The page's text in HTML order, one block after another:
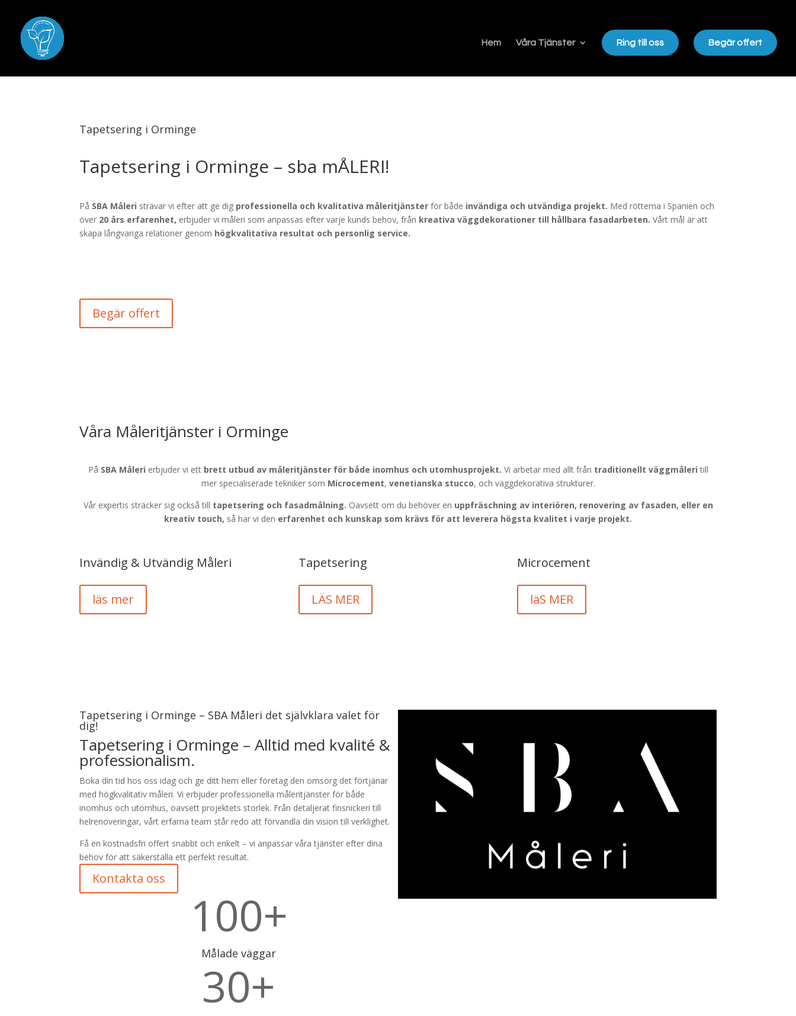
Hem Våra Tjänster Ring till oss Begär offert
Tapetsering i Orminge
Tapetsering i Orminge – sba mÅLERI!
På SBA Måleri strävar vi efter att ge dig professionella och kvalitativa måleritjänster för både invändiga och utvändiga projekt. Med rötterna i Spanien och
över 20 års erfarenhet, erbjuder vi måleri som anpassas efter varje kunds behov, från kreativa väggdekorationer till hållbara fasadarbeten. Vårt mål är att
skapa långvariga relationer genom högkvalitativa resultat och personlig service.
Begär offert
Våra Måleritjänster i Orminge
På SBA Måleri erbjuder vi ett brett utbud av måleritjänster för både inomhus och utomhusprojekt. Vi arbetar med allt från traditionellt väggmåleri till
mer specialiserade tekniker som Microcement, venetianska stucco, och väggdekorativa strukturer.
Vår expertis sträcker sig också till tapetsering och fasadmålning. Oavsett om du behöver en uppfräschning av interiören, renovering av fasaden, eller en
kreativ touch, så har vi den erfarenhet och kunskap som krävs för att leverera högsta kvalitet i varje projekt.
Invändig & Utvändig Måleri
läs mer
Tapetsering
LÄS MER
Microcement
läS MER
Tapetsering i Orminge – SBA Måleri det självklara valet för
dig!
Tapetsering i Orminge – Alltid med kvalité &
professionalism.
Boka din tid hos oss idag och ge ditt hem eller företag den omsorg det förtjänar
med högkvalitativ måleri. Vi erbjuder professionella måleritjänster för både
inomhus och utomhus, oavsett projektets storlek. Från detaljerat finsnickeri till
helrenoveringar, vårt erfarna team står redo att förvandla din vision till verklighet.
Få en kostnadsfri offert snabbt och enkelt – vi anpassar våra tjänster efter dina
behov för att säkerställa ett perfekt resultat.
Kontakta oss
100+
Målade väggar
30+